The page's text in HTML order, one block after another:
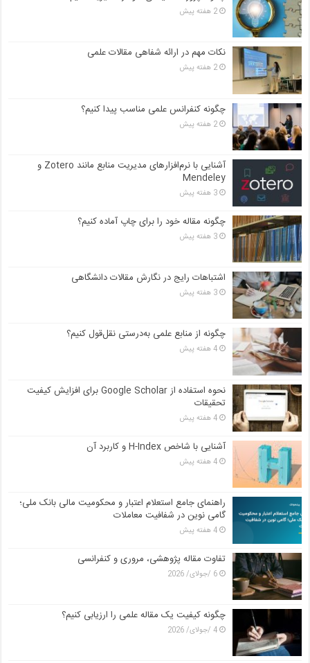
2 هفته پیش
نکات مهم در ارائه شفاهی مقالات علمی
2 هفته پیش
چگونه کنفرانس علمی مناسب پیدا کنیم؟
2 هفته پیش
آشنایی با نرم‌افزارهای مدیریت منابع مانند Zotero و
Mendeley
3 هفته پیش
چگونه مقاله خود را برای چاپ آماده کنیم؟
3 هفته پیش
اشتباهات رایج در نگارش مقالات دانشگاهی
3 هفته پیش
چگونه از منابع علمی به‌درستی نقل‌قول کنیم؟
4 هفته پیش
نحوه استفاده از Google Scholar برای افزایش کیفیت
تحقیقات
4 هفته پیش
آشنایی با شاخص H-Index و کاربرد آن
4 هفته پیش
راهنمای جامع استعلام اعتبار و محکومیت مالی بانک ملی؛
گامی نوین در شفافیت معاملات
4 هفته پیش
تفاوت مقاله پژوهشی، مروری و کنفرانسی
6 /جولای/ 2026
چگونه کیفیت یک مقاله علمی را ارزیابی کنیم؟
4 /جولای/ 2026